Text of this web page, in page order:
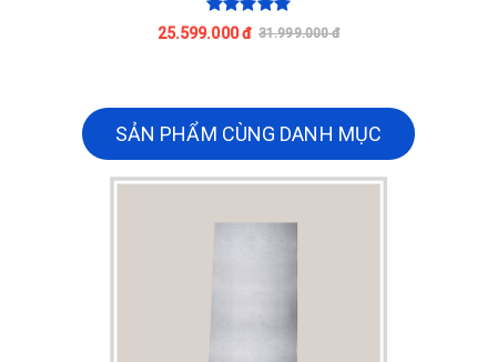
25.599.000 đ 31.999.000 đ
SẢN PHẨM CÙNG DANH MỤC